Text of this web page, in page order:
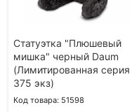
Статуэтка "Плюшевый
мишка" черный Daum
(Лимитированная серия
375 экз)
Код товара: 51598